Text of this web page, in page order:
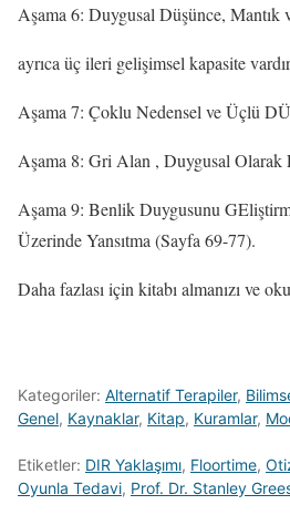
Aşama 6: Duygusal Düşünce, Mantık
ayrıca üç ileri gelişimsel kapasite
Aşama 7: Çoklu Nedensel ve Üçlü
Aşama 8: Gri Alan , Duygusal Olarak
Aşama 9: Benlik Duygusunu
Üzerinde Yansıtma (Sayfa 69-77).
Daha fazlası için kitabı almanızı ve
Kategoriler: Alternatif Terapiler,
Genel, Kaynaklar, Kitap, Kuramlar,
Etiketler: DIR Yaklaşımı, Floortime,
Oyunla Tedavi, Prof. Dr. Stanley